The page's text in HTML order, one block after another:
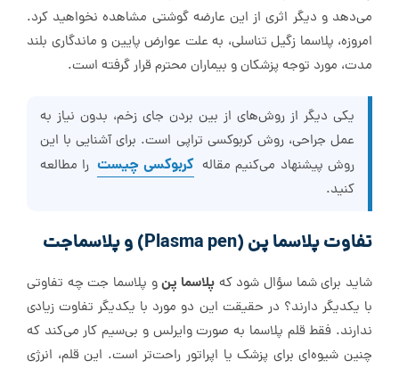
می‌دهد و دیگر اثری از این عارضه گوشتی مشاهده نخواهید کرد.
امروزه، پلاسما زگیل تناسلی، به علت عوارض پایین و ماندگاری بلند
مدت، مورد توجه پزشکان و بیماران محترم قرار گرفته است.
یکی دیگر از روش‌های از بین بردن جای زخم، بدون نیاز به
عمل جراحی، روش کربوکسی تراپی است. برای آشنایی با این
روش پیشنهاد می‌کنیم مقاله کربوکسی چیست را مطالعه
کنید.
تفاوت پلاسما پن (Plasma pen) و پلاسما‌جت
شاید برای شما سؤال شود که پلاسما پنو پلاسما جت چه تفاوتی
با یکدیگر دارند؟ در حقیقت این دو مورد با یکدیگر تفاوت زیادی
ندارند. فقط قلم پلاسما به صورت وایرلس و بی‌سیم کار می‌کند که
چنین شیوه‌ای برای پزشک یا اپراتور راحت‌تر است. این قلم، انرژی